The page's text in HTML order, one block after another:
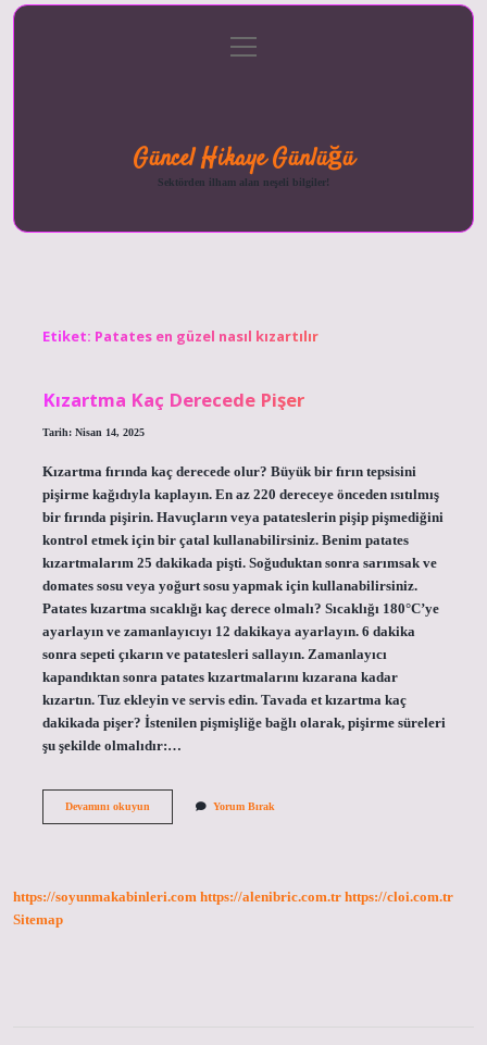
menüyü
aç
Güncel Hikaye Günlüğü
Sektörden ilham alan neşeli bilgiler!
Etiket: Patates en güzel nasıl kızartılır
Kızartma Kaç Derecede Pişer
Tarih: Nisan 14, 2025
Kızartma fırında kaç derecede olur? Büyük bir fırın tepsisini
pişirme kağıdıyla kaplayın. En az 220 dereceye önceden ısıtılmış
bir fırında pişirin. Havuçların veya patateslerin pişip pişmediğini
kontrol etmek için bir çatal kullanabilirsiniz. Benim patates
kızartmalarım 25 dakikada pişti. Soğuduktan sonra sarımsak ve
domates sosu veya yoğurt sosu yapmak için kullanabilirsiniz.
Patates kızartma sıcaklığı kaç derece olmalı? Sıcaklığı 180°C’ye
ayarlayın ve zamanlayıcıyı 12 dakikaya ayarlayın. 6 dakika
sonra sepeti çıkarın ve patatesleri sallayın. Zamanlayıcı
kapandıktan sonra patates kızartmalarını kızarana kadar
kızartın. Tuz ekleyin ve servis edin. Tavada et kızartma kaç
dakikada pişer? İstenilen pişmişliğe bağlı olarak, pişirme süreleri
şu şekilde olmalıdır:…
Devamını okuyunKızartma
Yorum Bırak
https://soyunmakabinleri.com https://alenibric.com.tr https://cloi.com.tr
Sitemap